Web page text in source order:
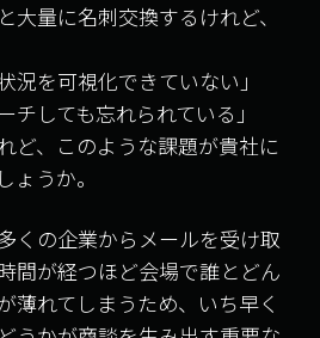
大量に名刺交換するけれど、
況を可視化できていない」
チしても忘れられている」
ど、このような課題が貴社に
ょうか。
くの企業からメールを受け取
間が経つほど会場で誰とどん
薄れてしまうため、いち早く